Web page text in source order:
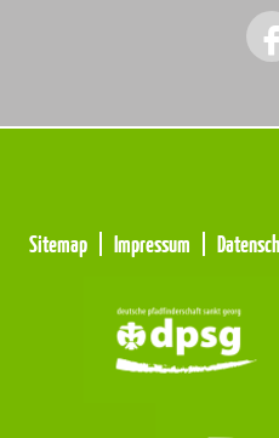
Meta
Navigation
Navigation
Sitemap Impressum